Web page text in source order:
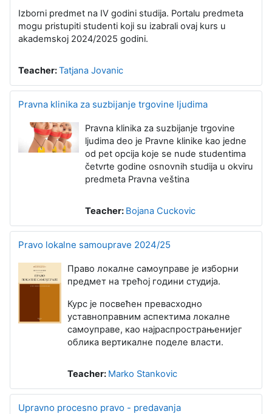
Izborni predmet na IV godini studija. Portalu predmeta
mogu pristupiti studenti koji su izabrali ovaj kurs u
akademskoj 2024/2025 godini.
Teacher:Tatjana Jovanic
Pravna klinika za suzbijanje trgovine ljudima
Pravna klinika za suzbijanje trgovine
ljudima deo je Pravne klinike kao jedne
od pet opcija koje se nude studentima
četvrte godine osnovnih studija u okviru
predmeta Pravna veština
Teacher: Bojana Cuckovic
Pravo lokalne samouprave 2024/25
Право локалне самоуправе је изборни
предмет на трећој години студија.
Курс је посвећен превасходно
уставноправним аспектима локалне
самоуправе, као најраспрострањенијег
облика вертикалне поделе власти.
Teacher: Marko Stankovic
Upravno procesno pravo - predavanja